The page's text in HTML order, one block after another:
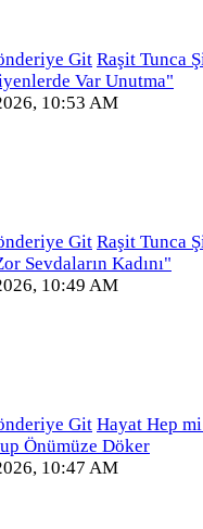
Raşit Tunca
Var Unutma"
10:53 AM
Raşit Tunca
Sevdaların Kadını"
10:49 AM
Hayat Hep
Önümüze Döker
10:47 AM